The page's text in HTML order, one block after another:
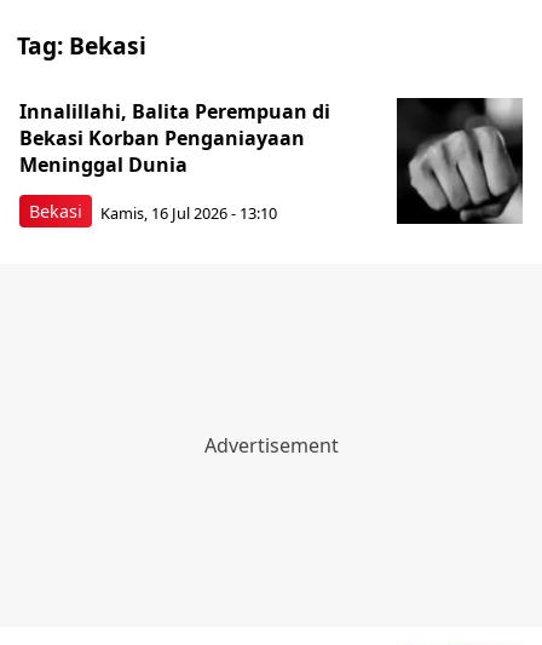
Tag: Bekasi
Bekasi
Innalillahi, Balita Perempuan di
Bekasi Korban Penganiayaan
Meninggal Dunia
Kamis, 16 Jul 2026 - 13:10